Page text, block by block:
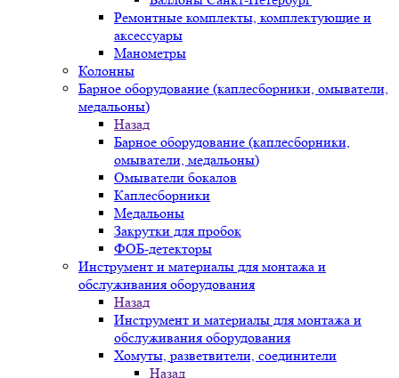
Ремонтные комплекты, комплектующие и
аксессуары
Манометры
Колонны
Барное оборудование (каплесборники, омыватели,
медальоны)
Назад
Барное оборудование (каплесборники,
омыватели, медальоны)
Омыватели бокалов
Каплесборники
Медальоны
Закрутки для пробок
ФОБ-детекторы
Инструмент и материалы для монтажа и
обслуживания оборудования
Назад
Инструмент и материалы для монтажа и
обслуживания оборудования
Хомуты, разветвители, соединители
Назад